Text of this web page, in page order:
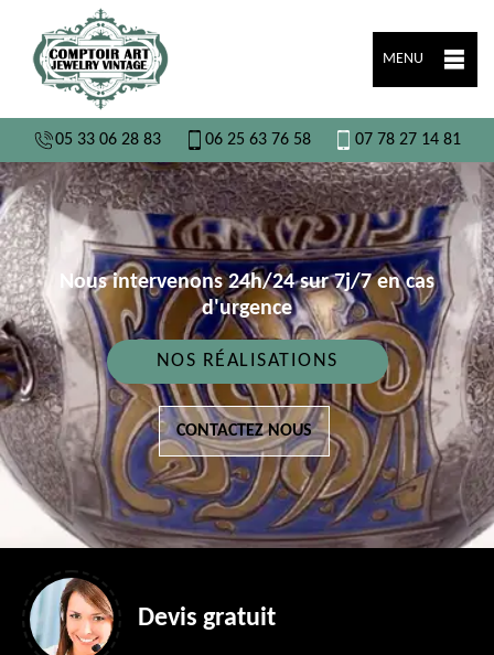
MENU
05 33 06 28 83 06 25 63 76 58 07 78 27 14 81
Nous intervenons 24h/24 sur 7j/7 en cas
d'urgence
NOS RÉALISATIONS
CONTACTEZ NOUS
Devis gratuit